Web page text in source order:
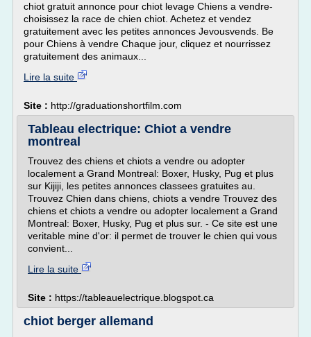
chiot gratuit annonce pour chiot levage Chiens a vendre-
choisissez la race de chien chiot. Achetez et vendez
gratuitement avec les petites annonces Jevousvends. Be
pour Chiens à vendre Chaque jour, cliquez et nourrissez
gratuitement des animaux...
Lire la suite
Site : http://graduationshortfilm.com
Tableau electrique: Chiot a vendre
montreal
Trouvez des chiens et chiots a vendre ou adopter
localement a Grand Montreal: Boxer, Husky, Pug et plus
sur Kijiji, les petites annonces classees gratuites au.
Trouvez Chien dans chiens, chiots a vendre Trouvez des
chiens et chiots a vendre ou adopter localement a Grand
Montreal: Boxer, Husky, Pug et plus sur. - Ce site est une
veritable mine d'or: il permet de trouver le chien qui vous
convient...
Lire la suite
Site : https://tableauelectrique.blogspot.ca
chiot berger allemand